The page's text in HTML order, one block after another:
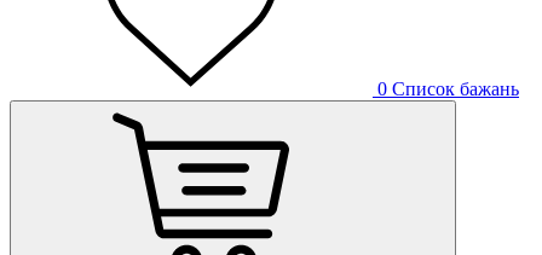
0 Список бажань